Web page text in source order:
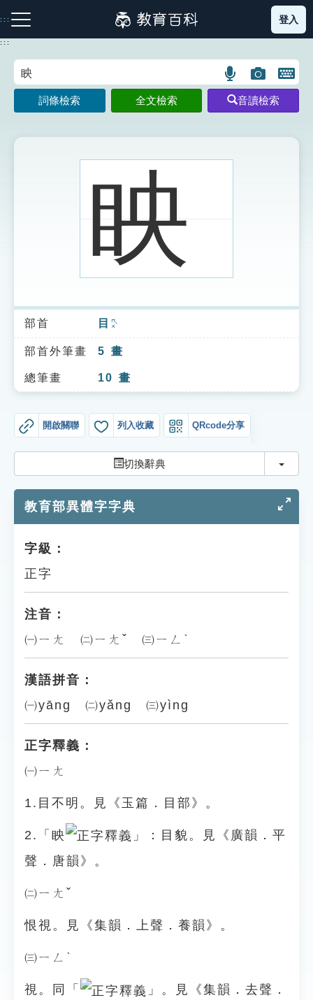
到
主
:::
注音索引圖示 筆畫索引圖示 部首索引表圖示
索引選單
知識索引
單字索引
貓頭鷹博士
登入
:::
語
言
搜
示
圖
片
搜
開
鍵
圖
詞條檢索 全文檢索 音讀檢索
眏
部首 目 ㄇㄨˋ
部首外筆畫 5 畫
總筆畫 10 畫
開啟關聯 列入收藏 QRcode分享
切換辭典 切換
教育部異體字字典
字級：
正字
注音：
㈠ㄧㄤ ㈡ㄧㄤˇ ㈢ㄧㄥˋ
漢語拼音：
㈠yāng ㈡yǎng ㈢yìng
正字釋義：
㈠ㄧㄤ
1.目不明。見《玉篇．目部》。
2.「眏
」：目貌。見《廣韻．平
聲．唐韻》。
㈡ㄧㄤˇ
恨視。見《集韻．上聲．養韻》。
㈢ㄧㄥˋ
視。同「
」。見《集韻．去聲．